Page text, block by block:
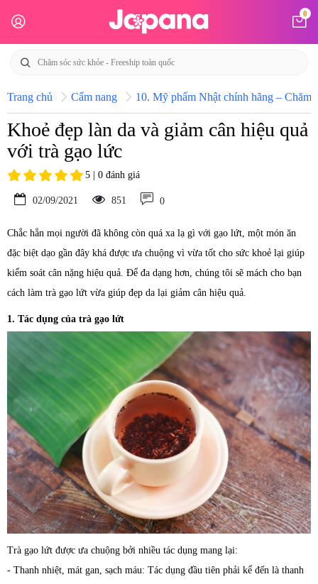
0
Trang chủ Cẩm nang 10. Mỹ phẩm Nhật chính hãng – Chăm
Khoẻ đẹp làn da và giảm cân hiệu quả
với trà gạo lức
5 | 0 đánh giá
02/09/2021 851 0
Chắc hẳn mọi người đã không còn quá xa lạ gì với gạo lứt, một món ăn
đặc biệt dạo gần đây khá được ưa chuộng vì vừa tốt cho sức khoẻ lại giúp
kiểm soát cân nặng hiệu quả. Để đa dạng hơn, chúng tôi sẽ mách cho bạn
cách làm trà gạo lứt vừa giúp đẹp da lại giảm cân hiệu quả.
1. Tác dụng của trà gạo lứt
Trà gạo lứt được ưa chuộng bởi nhiều tác dụng mang lại:
- Thanh nhiệt, mát gan, sạch máu: Tác dụng đầu tiên phải kể đến là thanh